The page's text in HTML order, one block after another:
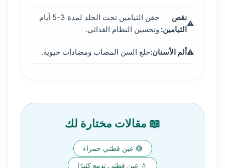
نقص
الثيامين:
حقن الثيامين تحت الجلد لمدة 3-5 أيام
وتحسين النظام الغذائي.
ألم الأسنان:خلع السن المصاب ومضادات حيوية.
📖 مقالات مختارة لك
🔴 عين قطتي حمراء
💧 عين قطتي تدمع كثيرًا